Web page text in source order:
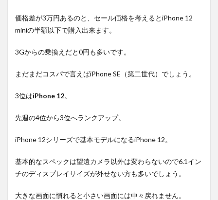
価格差が3万円あるのと、セール価格を考えるとiPhone 12
miniの半額以下で購入出来ます。
3Gからの乗換えだと0円も多いです。
まだまだコスパで言えばiPhone SE（第二世代）でしょう。
3位はiPhone 12。
先週の4位から3位へランクアップ。
iPhone 12シリーズで基本モデルになるiPhone 12。
基本的なスペックは望遠カメラ以外は変わらないので6.1イン
チのディスプレイサイズが外せない方も多いでしょう。
大きな画面に慣れると小さい画面には中々戻れません。